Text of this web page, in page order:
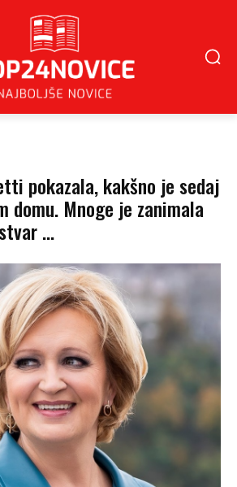
pokazala, kakšno je sedaj
domu. Mnoge je zanimala
…